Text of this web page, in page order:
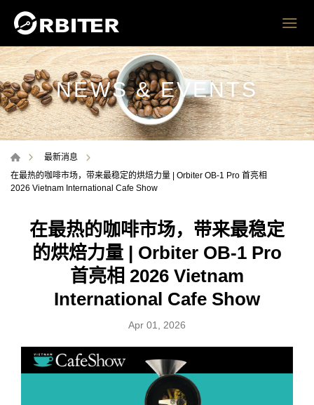
NEWS & EVENTS
最新消息
在最热的咖啡市场，带来最稳定的烘焙力量 | Orbiter OB-1 Pro 首亮相
2026 Vietnam International Cafe Show
在最热的咖啡市场，带来最稳定
的烘焙力量 | Orbiter OB-1 Pro
首亮相 2026 Vietnam
International Cafe Show
Apr 01, 2026